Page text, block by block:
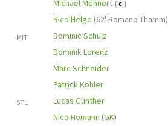
Michael Mehnert
C
Rico Helge (62' Romano Thamm)
MIT
Dominic Schulz
Dominik Lorenz
Marc Schneider
Patrick Köhler
STU
Lucas Günther
Nico Homann (GK)